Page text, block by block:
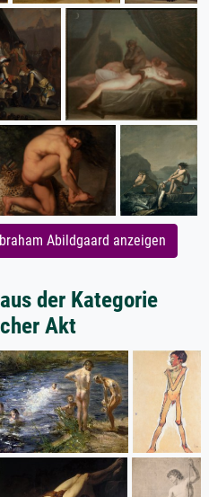
Abildgaard anzeigen
der Kategorie
Akt